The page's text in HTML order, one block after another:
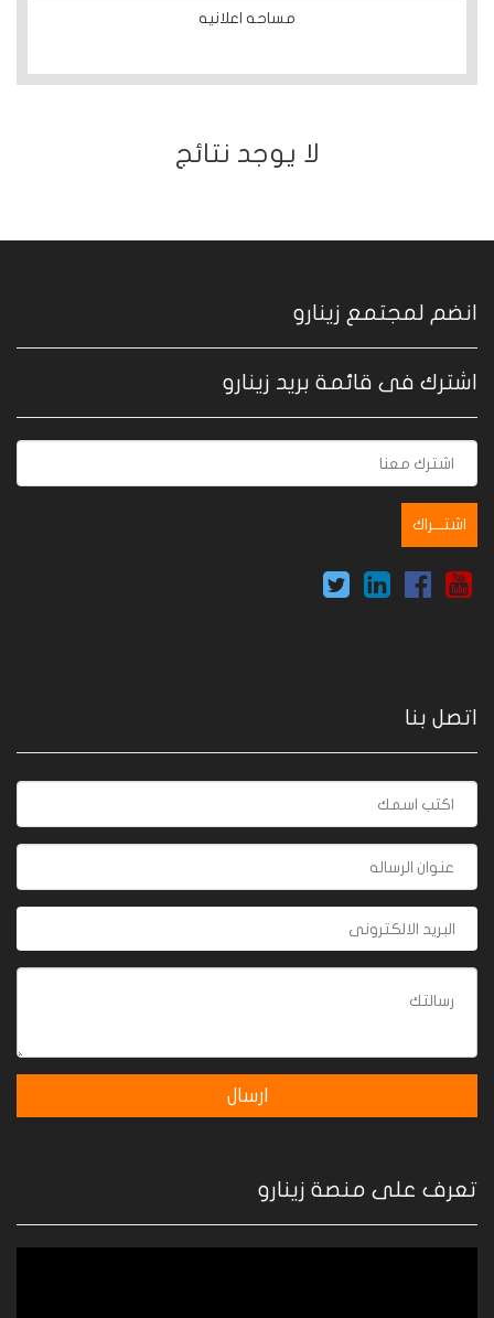
مساحه اعلانيه
ﻻ يوجد نتائج
انضم لمجتمع زينارو
اشترك فى قائمة بريد زينارو
اتصل بنا
تعرف على منصة زينارو